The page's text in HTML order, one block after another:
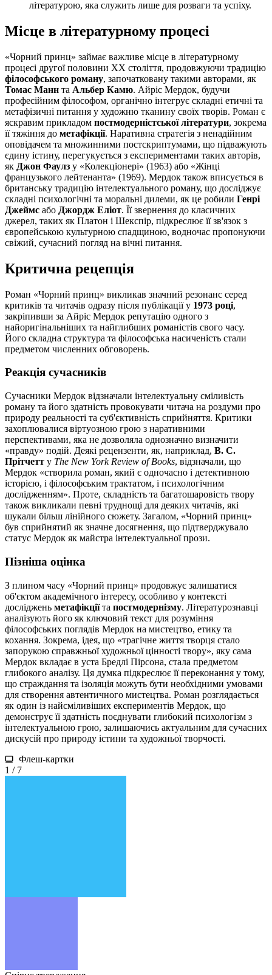
літературою, яка служить лише для розваги та успіху.
Місце в літературному процесі
«Чорний принц» займає важливе місце в літературному
процесі другої половини XX століття, продовжуючи традицію
філософського роману, започатковану такими авторами, як
Томас Манн та Альбер Камю. Айріс Мердок, будучи
професійним філософом, органічно інтегрує складні етичні та
метафізичні питання у художню тканину своїх творів. Роман є
яскравим прикладом постмодерністської літератури, зокрема
її тяжіння до метафікції. Наративна стратегія з ненадійним
оповідачем та множинними постскриптумами, що підважують
єдину істину, перегукується з експериментами таких авторів,
як Джон Фаулз у «Колекціонері» (1963) або «Жінці
французького лейтенанта» (1969). Мердок також вписується в
британську традицію інтелектуального роману, що досліджує
складні психологічні та моральні дилеми, як це робили Генрі
Джеймс або Джордж Еліот. Її звернення до класичних
джерел, таких як Платон і Шекспір, підкреслює її зв'язок з
європейською культурною спадщиною, водночас пропонуючи
свіжий, сучасний погляд на вічні питання.
Критична рецепція
Роман «Чорний принц» викликав значний резонанс серед
критиків та читачів одразу після публікації у 1973 році,
закріпивши за Айріс Мердок репутацію одного з
найоригінальніших та найглибших романістів свого часу.
Його складна структура та філософська насиченість стали
предметом численних обговорень.
Реакція сучасників
Сучасники Мердок відзначали інтелектуальну сміливість
роману та його здатність провокувати читача на роздуми про
природу реальності та суб'єктивність сприйняття. Критики
захоплювалися віртуозною грою з наративними
перспективами, яка не дозволяла однозначно визначити
«правду» подій. Деякі рецензенти, як, наприклад, В. С.
Прітчетт у The New York Review of Books, відзначали, що
Мердок «створила роман, який є одночасно і детективною
історією, і філософським трактатом, і психологічним
дослідженням». Проте, складність та багатошаровість твору
також викликали певні труднощі для деяких читачів, які
шукали більш лінійного сюжету. Загалом, «Чорний принц»
був сприйнятий як значне досягнення, що підтверджувало
статус Мердок як майстра інтелектуальної прози.
Пізніша оцінка
З плином часу «Чорний принц» продовжує залишатися
об'єктом академічного інтересу, особливо у контексті
досліджень метафікціїта постмодернізму. Літературознавці
аналізують його як ключовий текст для розуміння
філософських поглядів Мердок на мистецтво, етику та
кохання. Зокрема, ідея, що «трагічне життя творця стало
запорукою справжньої художньої цінності твору», яку сама
Мердок вкладає в уста Бредлі Пірсона, стала предметом
глибокого аналізу. Ця думка підкреслює її переконання у тому,
що страждання та ізоляція можуть бути необхідними умовами
для створення автентичного мистецтва. Роман розглядається
як один із найсміливіших експериментів Мердок, що
демонструє її здатність поєднувати глибокий психологізм з
інтелектуальною грою, залишаючись актуальним для сучасних
дискусій про природу істини та художньої творчості.
Флеш-картки
1 / 7